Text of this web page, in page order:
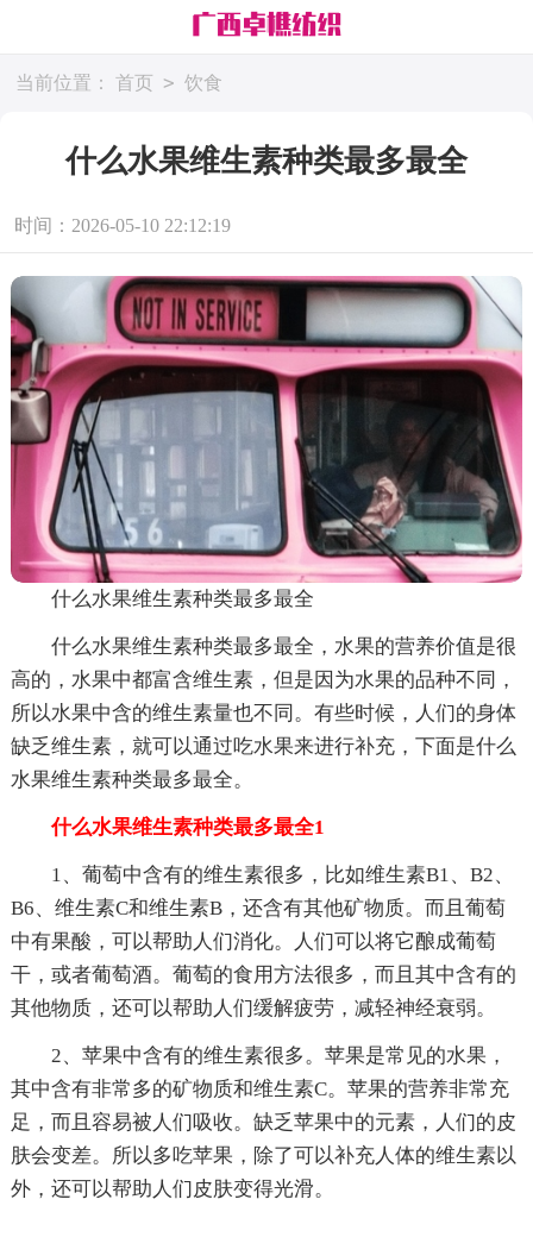
当前位置： 首页 > 饮食
什么水果维生素种类最多最全
时间：2026-05-10 22:12:19
什么水果维生素种类最多最全
什么水果维生素种类最多最全，水果的营养价值是很
高的，水果中都富含维生素，但是因为水果的品种不同，
所以水果中含的维生素量也不同。有些时候，人们的身体
缺乏维生素，就可以通过吃水果来进行补充，下面是什么
水果维生素种类最多最全。
什么水果维生素种类最多最全1
1、葡萄中含有的维生素很多，比如维生素B1、B2、
B6、维生素C和维生素B，还含有其他矿物质。而且葡萄
中有果酸，可以帮助人们消化。人们可以将它酿成葡萄
干，或者葡萄酒。葡萄的食用方法很多，而且其中含有的
其他物质，还可以帮助人们缓解疲劳，减轻神经衰弱。
2、苹果中含有的维生素很多。苹果是常见的水果，
其中含有非常多的矿物质和维生素C。苹果的营养非常充
足，而且容易被人们吸收。缺乏苹果中的元素，人们的皮
肤会变差。所以多吃苹果，除了可以补充人体的维生素以
外，还可以帮助人们皮肤变得光滑。